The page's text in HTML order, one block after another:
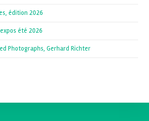
édition 2026
été 2026
Photographs, Gerhard Richter